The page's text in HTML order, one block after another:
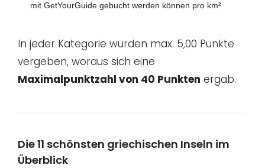
mit GetYourGuide gebucht werden können pro km²
In jeder Kategorie wurden max. 5,00 Punkte
vergeben, woraus sich eine
Maximalpunktzahl von 40 Punkten ergab.
Die 11 schönsten griechischen Inseln im
Überblick